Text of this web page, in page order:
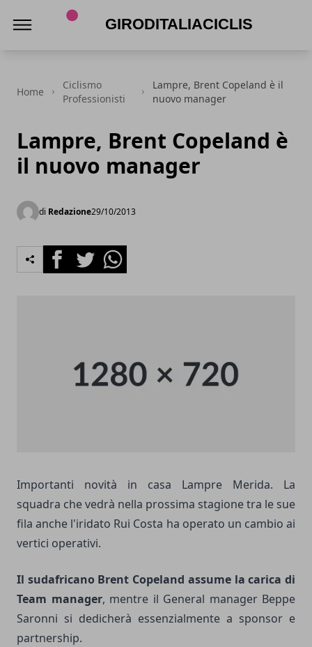
Home
Ciclismo
Professionisti
Lampre, Brent Copeland è il
nuovo manager
Lampre, Brent Copeland è
il nuovo manager
di Redazione29/10/2013
FacebookTwitterWhatsapp
Importanti novità in casa Lampre Merida. La
squadra che vedrà nella prossima stagione tra le sue
fila anche l'iridato Rui Costa ha operato un cambio ai
vertici operativi.
Il sudafricano Brent Copeland assume la carica di
Team manager, mentre il General manager Beppe
Saronni si dedicherà essenzialmente a sponsor e
partnership.